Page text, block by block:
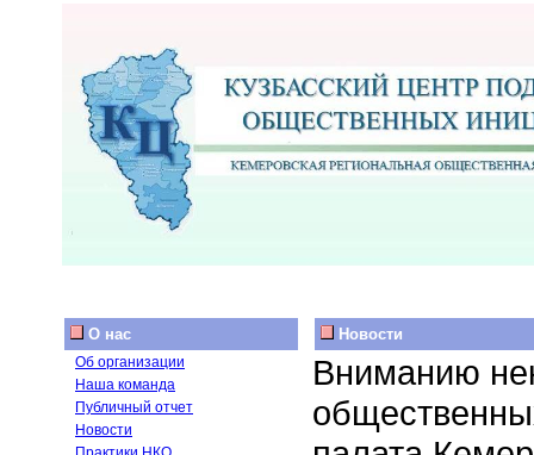
О нас
Об организации
Наша команда
Публичный отчет
Новости
Новости
Вниманию